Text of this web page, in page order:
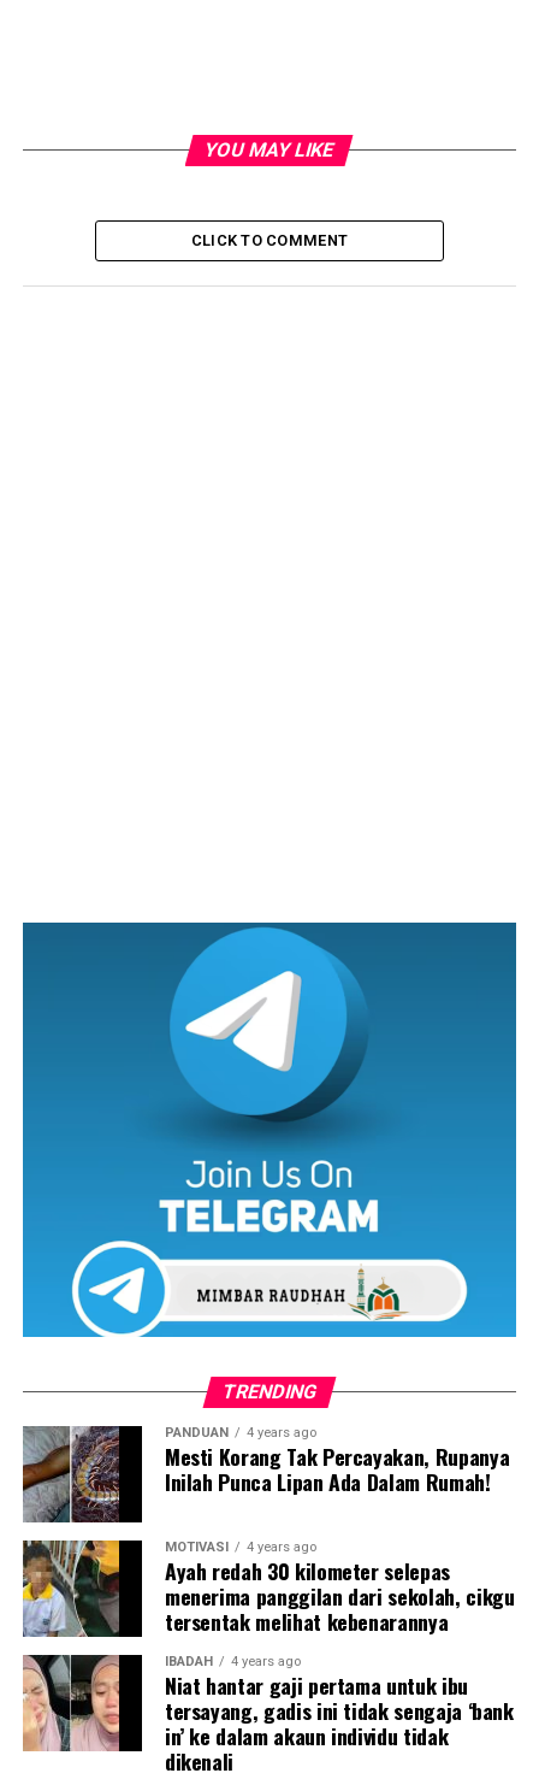
Terbeli Aiskrim lebih Lalu Sedekah kat seorang pakcik,
Aksi Pakcik Ini Buat Wanita ini Sebak…
YOU MAY LIKE
CLICK TO COMMENT
TRENDING
PANDUAN 4 years ago
Mesti Korang Tak Percayakan, Rupanya
Inilah Punca Lipan Ada Dalam Rumah!
MOTIVASI 4 years ago
Ayah redah 30 kilometer selepas
menerima panggilan dari sekolah, cikgu
tersentak melihat kebenarannya
IBADAH 4 years ago
Niat hantar gaji pertama untuk ibu
tersayang, gadis ini tidak sengaja ‘bank
in’ ke dalam akaun individu tidak
dikenali